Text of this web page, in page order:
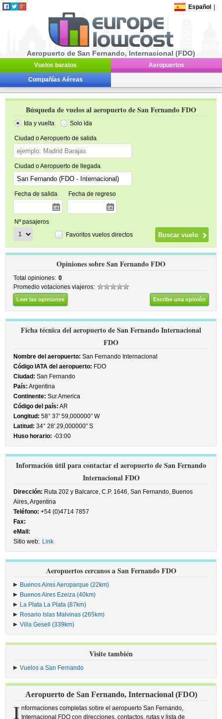
Español
Aeropuerto de San Fernando, Internacional (FDO)
Vuelos baratos Aeropuertos
Compañías Aéreas
Búsqueda de vuelos al aeropuerto de San Fernando FDO
Ida y vuelta Solo ida
Ciudad o Aeropuerto de salida
Ciudad o Aeropuerto de llegada
Fecha de salida Fecha de regreso
Nº pasajeros
Favoritos vuelos directos
Opiniones sobre San Fernando FDO
Total opiniones: 0
Promedio votaciones viajeros:
Leer las opiniones Escribe una opinión
Ficha técnica del aeropuerto de San Fernando Internacional
FDO
Nombre del aeropuerto: San Fernando Internacional
Código IATA del aeropuerto: FDO
Ciudad: San Fernando
País: Argentina
Continente: Sur America
Código del país: AR
Longitud: 58° 37' 59,000000” W
Latitud: 34° 28' 29,000000” S
Huso horario: -03:00
Información útil para contactar el aeropuerto de San Fernando
Internacional FDO
Dirección: Ruta 202 y Balcarce, C.P. 1646, San Fernando, Buenos
Aires, Argentina
Teléfono: +54 (0)4714 7857
Fax:
eMail:
Sitio web: Link
Aeropuertos cercanos a San Fernando FDO
Buenos Aires Aeroparque (22km)
Buenos Aires Ezeiza (40km)
La Plata La Plata (87km)
Rosario Islas Malvinas (265km)
Villa Gesell (339km)
Visite también
Vuelos a San Fernando
Aeropuerto de San Fernando, Internacional (FDO)
I nformaciones completas sobre el aeropuerto San Fernando,
Internacional FDO con direcciones, contactos, rutas y lista de